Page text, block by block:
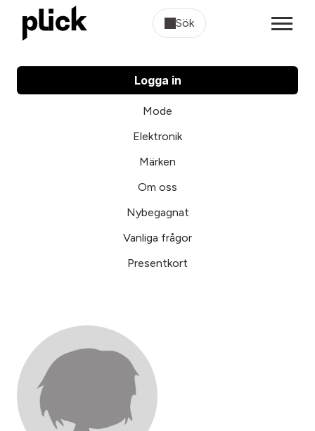
Sök
Logga in
Mode
Elektronik
Märken
Om oss
Nybegagnat
Vanliga frågor
Presentkort